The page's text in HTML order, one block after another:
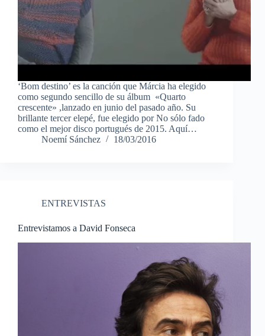
‘Bom destino’ es la canción que Márcia ha elegido
como segundo sencillo de su álbum «Quarto
crescente» ,lanzado en junio del pasado año. Su
brillante tercer elepé, fue elegido por No sólo fado
como el mejor disco portugués de 2015. Aquí…
Noemí Sánchez
18/03/2016
ENTREVISTAS
Entrevistamos a David Fonseca